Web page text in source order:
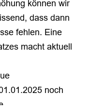
können wir
dass dann
fehlen. Eine
macht aktuell
noch